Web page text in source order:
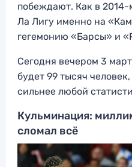
побеждают. Как в 2014-
Ла Лигу именно на
гегемонию «Барсы» и
Сегодня вечером 3
будет 99 тысяч
сильнее любой
Кульминация:
сломал всё